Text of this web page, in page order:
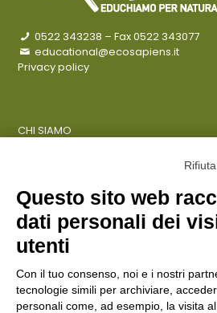
0522 343238 – Fax 0522 343077
educational@ecosapiens.it
Privacy policy
CHI SIAMO
ENTI PUBBLICI
SCUOLE
CITTADINI E FAMIGLIE
Questo sito web
dati personali dei
utenti
Con il tuo consenso, noi e i nostri
tecnologie simili per archiviare,
personali come, ad esempio, la visita